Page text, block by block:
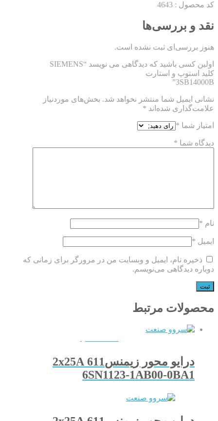
کد محصول : 4643
نقد و بررسی‌ها
هنوز بررسی‌ای ثبت نشده است.
اولین کسی باشید که دیدگاهی می نویسد “SIEMENS
کلید استوپ و استارت
3SB14000B”
نشانی ایمیل شما منتشر نخواهد شد. بخش‌های موردنیاز
علامت‌گذاری شده‌اند *
امتیاز شما *
دیدگاه شما *
نام *
ایمیل *
ذخیره نام، ایمیل و وبسایت من در مرورگر برای زمانی که
دوباره دیدگاهی می‌نویسم.
محصولات مرتبط
درایو محور زیمنس611 2x25A
6SN1123-1AB00-0BA1